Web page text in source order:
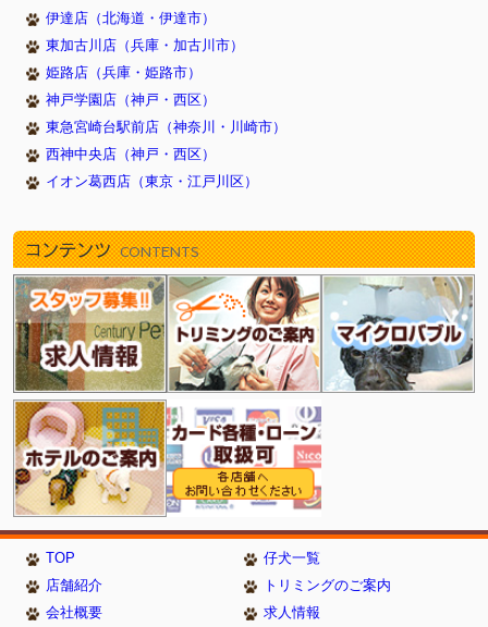
伊達店（北海道・伊達市）
東加古川店（兵庫・加古川市）
姫路店（兵庫・姫路市）
神戸学園店（神戸・西区）
東急宮崎台駅前店（神奈川・川崎市）
西神中央店（神戸・西区）
イオン葛西店（東京・江戸川区）
コンテンツ CONTENTS
TOP
仔犬一覧
店舗紹介
トリミングのご案内
会社概要
求人情報